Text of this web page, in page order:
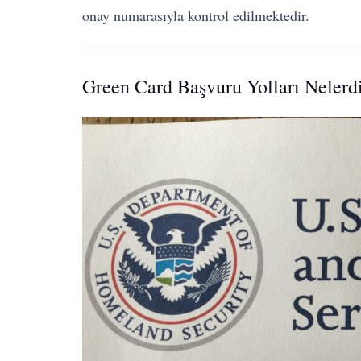
onay numarasıyla kontrol edilmektedir.
Green Card Başvuru Yolları